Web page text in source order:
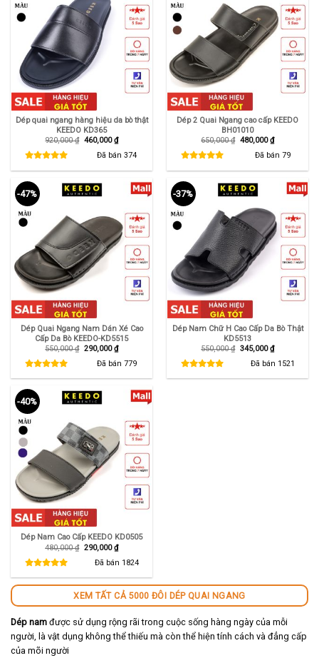
Dép quai ngang hàng hiệu da bò thật
KEEDO KD365
920,000₫ Giá
460,000₫Giá
hiện
tại
Đã bán 374
Dép 2 Quai Ngang cao cấp KEEDO
BH01010
650,000₫ Giá
480,000₫Giá
hiện
tại
Đã bán 79
-47%
Dép Quai Ngang Nam Dán Xé Cao
Cấp Da Bò KEEDO-KD5515
550,000₫ Giá
550,000 ₫.
290,000₫Giá
hiện
tại
là:
290,000 ₫.
Đã bán 779
-37%
Dép Nam Chữ H Cao Cấp Da Bò Thật
KD5513
550,000₫ Giá
550,000 ₫.
345,000₫Giá
hiện
tại
là:
345,000 ₫.
Đã bán 1521
-40%
Dép Nam Cao Cấp KEEDO KD0505
480,000₫ Giá
480,000 ₫.
290,000₫Giá
hiện
tại
là:
Đã bán 1824
XEM TẤT CẢ 5000 ĐÔI DÉP QUAI NGANG
Dép nam được sử dụng rộng rãi trong cuộc sống hàng ngày của mỗi
người, là vật dụng không thể thiếu mà còn thể hiện tính cách và đẳng cấp
của mõi người